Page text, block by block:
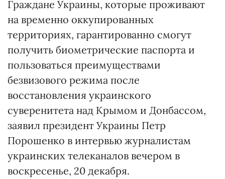
Граждане Украины, которые проживают
на временно оккупированных
территориях, гарантированно смогут
получить биометрические паспорта и
пользоваться преимуществами
безвизового режима после
восстановления украинского
суверенитета над Крымом и Донбассом,
заявил президент Украины Петр
Порошенко в интервью журналистам
украинских телеканалов вечером в
воскресенье, 20 декабря.